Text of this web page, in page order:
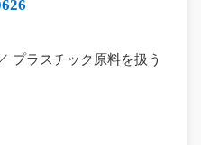
プラスチック原料を扱う